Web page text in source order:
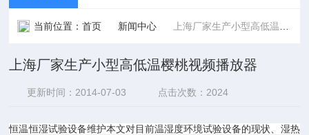
当前位置：首页 新闻中心 上海厂家生产小型高低温樱桃视频播放器
上海厂家生产小型高低温樱桃视频播放器
更新时间：2014-07-03 点击次数：2024
恒温恒湿试验设备维护本文对目前温湿度环境试验设备的现状、湿热